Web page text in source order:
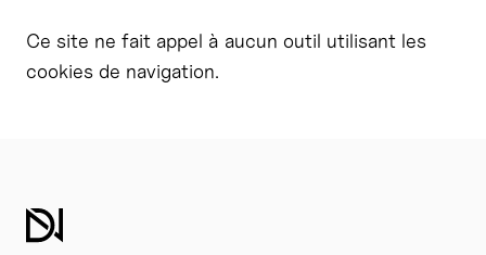
Ce site ne fait appel à aucun outil utilisant les
cookies de navigation.